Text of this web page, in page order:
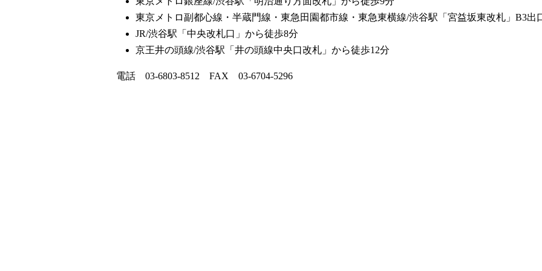
東京メトロ副都心線・半蔵門線・東急田園都市線・東急東横線/渋谷駅「宮益坂東改札」B3出
JR/渋谷駅「中央改札口」から徒歩8分
京王井の頭線/渋谷駅「井の頭線中央口改札」から徒歩12分
電話 03-6803-8512 FAX 03-6704-5296